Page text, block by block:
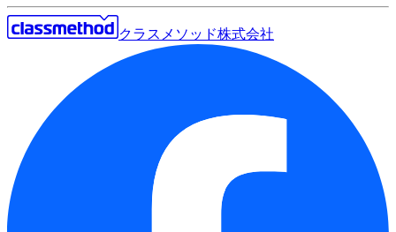
クラスメソッド株式会社